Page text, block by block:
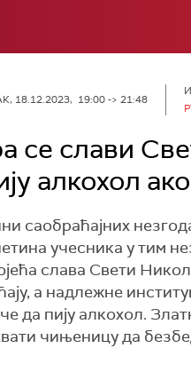
18.12.2023, 19:00 -> 21:48
се слави
алкохол
саобраћајних
учесника у тим
слава Свети
а надлежне
да пију алкохол.
чињеницу да